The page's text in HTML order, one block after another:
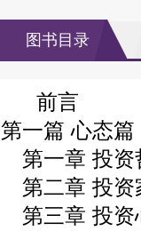
图书目录
前言
第一篇 心态篇
第一章 投资
第二章 投资
第三章 投资